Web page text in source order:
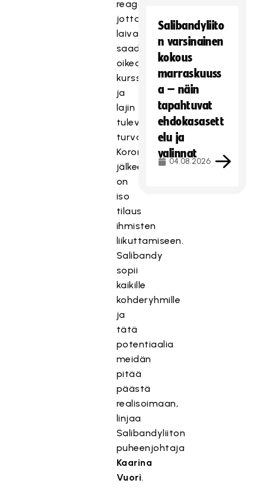
reagoida,
jotta
laiva
saadaan
oikeaan
kurssiin
ja
lajin
tulevaisuus
turvattua.
Koronavuosien
jälkeen
on
iso
tilaus
ihmisten
liikuttamiseen.
Salibandy
sopii
kaikille
kohderyhmille
ja
tätä
potentiaalia
meidän
pitää
päästä
realisoimaan,
linjaa
Salibandyliiton
puheenjohtaja
Kaarina
Vuori.
Salibandyliito
n varsinainen
kokous
marraskuuss
a – näin
tapahtuvat
ehdokasasett
elu ja
valinnat
04.08.2026